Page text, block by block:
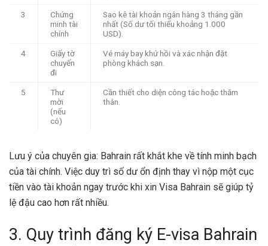
3
Chứng
minh tài
chính
Sao kê tài khoản ngân hàng 3 tháng gần
nhất (Số dư tối thiểu khoảng 1.000
USD).
4
Giấy tờ
chuyến
đi
Vé máy bay khứ hồi và xác nhận đặt
phòng khách sạn.
5
Thư
mời
(nếu
có)
Cần thiết cho diện công tác hoặc thăm
thân.
Lưu ý của chuyên gia: Bahrain rất khắt khe về tính minh bạch
của tài chính. Việc duy trì số dư ổn định thay vì nộp một cục
tiền vào tài khoản ngay trước khi xin Visa Bahrain sẽ giúp tỷ
lệ đậu cao hơn rất nhiều.
3. Quy trình đăng ký E-visa Bahrain